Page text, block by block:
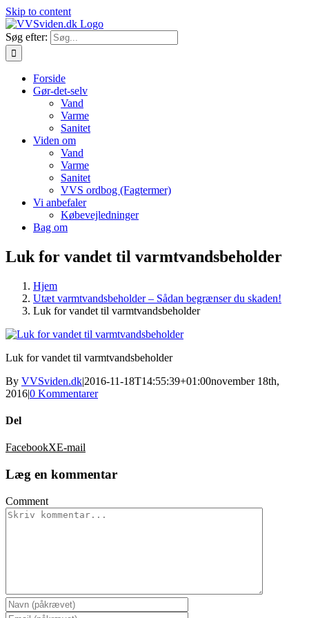
Skip to content
Søg efter:
Forside
Gør-det-selv
Vand
Varme
Sanitet
Viden om
Vand
Varme
Sanitet
VVS ordbog (Fagtermer)
Vi anbefaler
Købevejledninger
Bag om
Luk for vandet til varmtvandsbeholder
Hjem
Utæt varmtvandsbeholder – Sådan begrænser du skaden!
Luk for vandet til varmtvandsbeholder
Luk for vandet til varmtvandsbeholder
By VVSviden.dk|2016-11-18T14:55:39+01:00november 18th,
2016|0 Kommentarer
Del
FacebookXE-mail
Læg en kommentar
Comment